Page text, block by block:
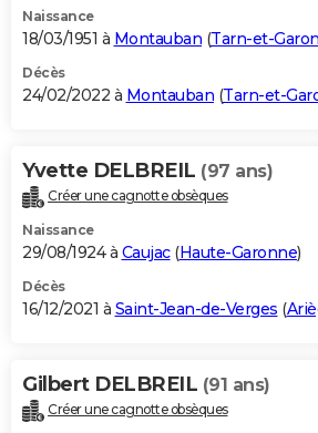
Naissance
18/03/1951 à Montauban (Tarn-et-
Décès
24/02/2022 à Montauban (Tarn-et-
Yvette DELBREIL (97 ans)
Créer une cagnotte obsèques
Naissance
29/08/1924 à Caujac(Haute-Garonne)
Décès
16/12/2021 à Saint-Jean-de-Verges (
Gilbert DELBREIL (91 ans)
Créer une cagnotte obsèques